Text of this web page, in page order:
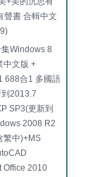
聲書 合輯中文
Windows 8
中文版 +
688合1 多國語
2013.7
SP3(更新到
2008 R2
繁中)+MS
Office 2010